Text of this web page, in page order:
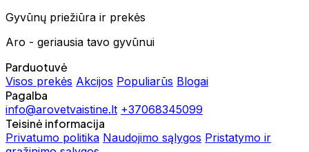
Gyvūnų priežiūra ir prekės
Aro - geriausia tavo gyvūnui
Parduotuvė
Visos prekės Akcijos Populiarūs Blogai
Pagalba
info@arovetvaistine.lt +37068345099
Teisinė informacija
Privatumo politika Naudojimo sąlygos Pristatymo ir